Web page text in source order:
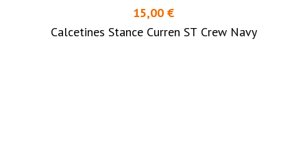
15,00 €
Calcetines Stance Curren ST Crew Navy